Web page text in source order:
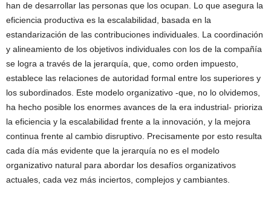
han de desarrollar las personas que los ocupan. Lo que asegura la
eficiencia productiva es la escalabilidad, basada en la
estandarización de las contribuciones individuales. La coordinación
y alineamiento de los objetivos individuales con los de la compañía
se logra a través de la jerarquía, que, como orden impuesto,
establece las relaciones de autoridad formal entre los superiores y
los subordinados. Este modelo organizativo -que, no lo olvidemos,
ha hecho posible los enormes avances de la era industrial- prioriza
la eficiencia y la escalabilidad frente a la innovación, y la mejora
continua frente al cambio disruptivo. Precisamente por esto resulta
cada día más evidente que la jerarquía no es el modelo
organizativo natural para abordar los desafíos organizativos
actuales, cada vez más inciertos, complejos y cambiantes.